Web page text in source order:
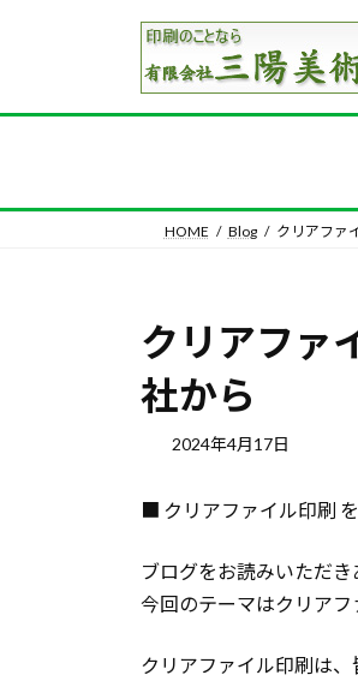
キ
に
HOME Blog クリアファ
クリアファ
社から
2024年4月17日
■ クリアファイル印刷
ブログをお読みいただ
今回のテーマはクリアフ
クリアファイル印刷は、